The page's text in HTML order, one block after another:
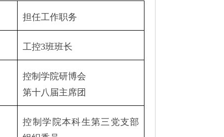
担任工作职务
工控3班班长
控制学院研博会
第十八届主席团
控制学院本科生第三党支部